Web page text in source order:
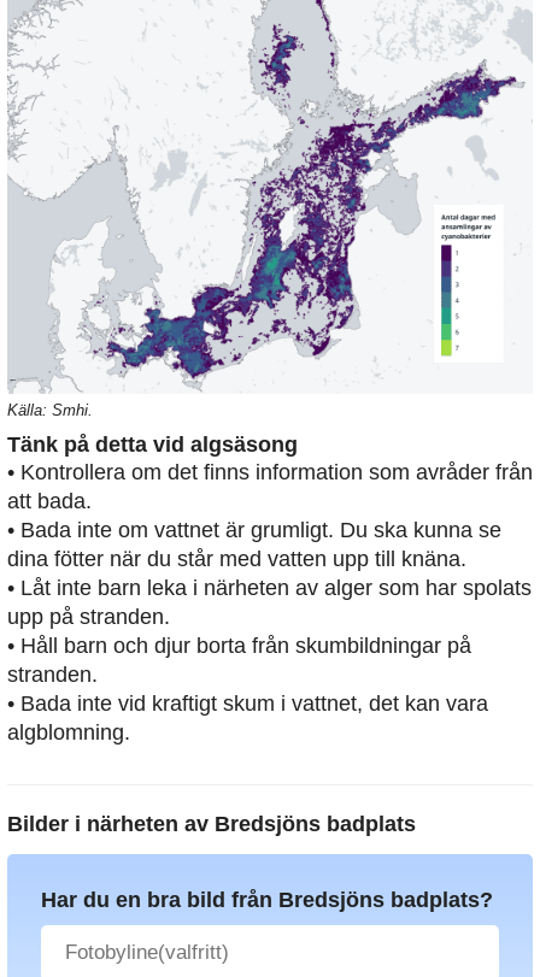
Källa: Smhi.
Tänk på detta vid algsäsong
• Kontrollera om det finns information som avråder från
att bada.
• Bada inte om vattnet är grumligt. Du ska kunna se
dina fötter när du står med vatten upp till knäna.
• Låt inte barn leka i närheten av alger som har spolats
upp på stranden.
• Håll barn och djur borta från skumbildningar på
stranden.
• Bada inte vid kraftigt skum i vattnet, det kan vara
algblomning.
Bilder i närheten av Bredsjöns badplats
Har du en bra bild från Bredsjöns badplats?